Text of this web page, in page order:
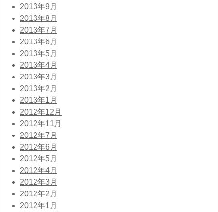
2013年9月
2013年8月
2013年7月
2013年6月
2013年5月
2013年4月
2013年3月
2013年2月
2013年1月
2012年12月
2012年11月
2012年7月
2012年6月
2012年5月
2012年4月
2012年3月
2012年2月
2012年1月